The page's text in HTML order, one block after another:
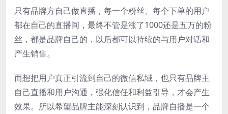
只有品牌方自己做直播，每一个粉丝、每个下单的用户
都在自己的直播间，最终不管是涨了1000还是五万的粉
丝，都是品牌自己的，以后都可以持续的与用户对话和
产生销售。
而想把用户真正引流到自己的微信私域，也只有品牌主
自己直播和用户沟通，强化信任和利益引导，才会产生
效果。所以希望品牌主能深刻认识到，品牌自播是一个